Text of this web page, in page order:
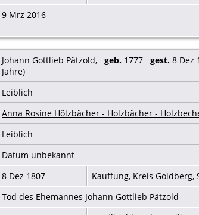
9 Mrz 2016
Johann Gottlieb Pätzold, geb. 1777 gest. 8 Dez
Jahre)
Leiblich
Anna Rosine Hölzbächer - Holzbächer -
Leiblich
Datum unbekannt
8 Dez 1807 Kauffung, Kreis Goldberg,
Tod des Ehemannes Johann Gottlieb Pätzold